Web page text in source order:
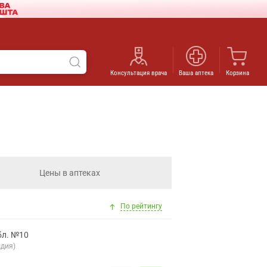
Консультация врача Ваша аптека Корзина
Цены в аптеках
По рейтингу
№10